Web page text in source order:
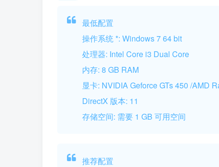
最低配置
操作系统 *: Windows 7 64 bit
处理器: Intel Core i3 Dual Core
内存: 8 GB RAM
显卡: NVIDIA Geforce GTs 450 /AMD
DirectX 版本: 11
存储空间: 需要 1 GB 可用空间
推荐配置